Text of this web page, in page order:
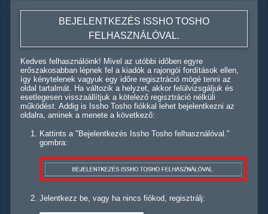
BEJELENTKEZÉS ISSHO TOSHO
FELHASZNÁLÓVAL.
Kedves felhasználóink! Mivel az utóbbi időben egyre
erőszakosabban lépnek fel a kiadók a rajongói fordítások ellen,
így kénytelenek vagyuk egy időre regisztráció mögé tenni az
oldal tartalmát. Ha változik a helyzet, akkor felülvizsgáljuk és
esetlegesen visszaállítjuk a kötelező regisztráció nélküli
működést. Addig is Issho Tosho fiókkal lehet bejelentkezni az
oldalra, aminek a menete a következő:
Kattints a "Bejelentkezés Issho Tosho felhasználóval."
gombra:
Jelentkezz be, vagy ha nincs fiókod, regisztrálj: